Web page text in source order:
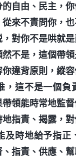
自由、民主，
來不責問你，
對你不是哄就
不是，這個帶
違背原則，縱
，這不是一個負
領能時常地監
指責、揭露，
及時地給予指正
指責、供應、